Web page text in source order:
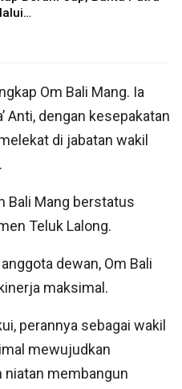
Om Bali Mang. Ia
Anti, dengan kesepakatan
di jabatan wakil
Bali Mang berstatus
Teluk Lalong.
dewan, Om Bali
maksimal.
perannya sebagai wakil
mewujudkan
niatan membangun